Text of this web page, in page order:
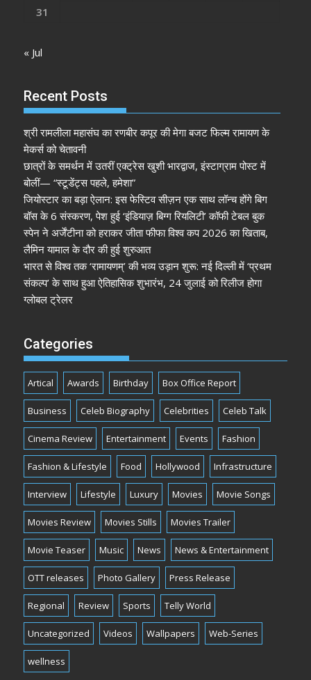
31
« Jul
Recent Posts
श्री रामलीला महासंघ का रणबीर कपूर की मेगा बजट फिल्म रामायण के
मेकर्स को चेतावनी
छात्रों के समर्थन में उतरीं एक्ट्रेस खुशी भारद्वाज, इंस्टाग्राम पोस्ट में
बोलीं— “स्टूडेंट्स पहले, हमेशा”
जियोस्टार का बड़ा ऐलान: इस फेस्टिव सीज़न एक साथ लॉन्च होंगे बिग
बॉस के 6 संस्करण, पेश हुई ‘इंडियाज़ बिग्ग रियलिटी’ कॉफी टेबल बुक
स्पेन ने अर्जेंटीना को हराकर जीता फीफा विश्व कप 2026 का खिताब,
लैमिन यामाल के दौर की हुई शुरुआत
भारत से विश्व तक ‘रामायणम्’ की भव्य उड़ान शुरू: नई दिल्ली में ‘प्रथम
संकल्प’ के साथ हुआ ऐतिहासिक शुभारंभ, 24 जुलाई को रिलीज होगा
ग्लोबल ट्रेलर
Categories
Artical Awards Birthday Box Office Report
Business Celeb Biography Celebrities Celeb Talk
Cinema Review Entertainment Events Fashion
Fashion & Lifestyle Food Hollywood Infrastructure
Interview Lifestyle Luxury Movies Movie Songs
Movies Review Movies Stills Movies Trailer
Movie Teaser Music News News & Entertainment
OTT releases Photo Gallery Press Release
Regional Review Sports Telly World
Uncategorized Videos Wallpapers Web-Series
wellness